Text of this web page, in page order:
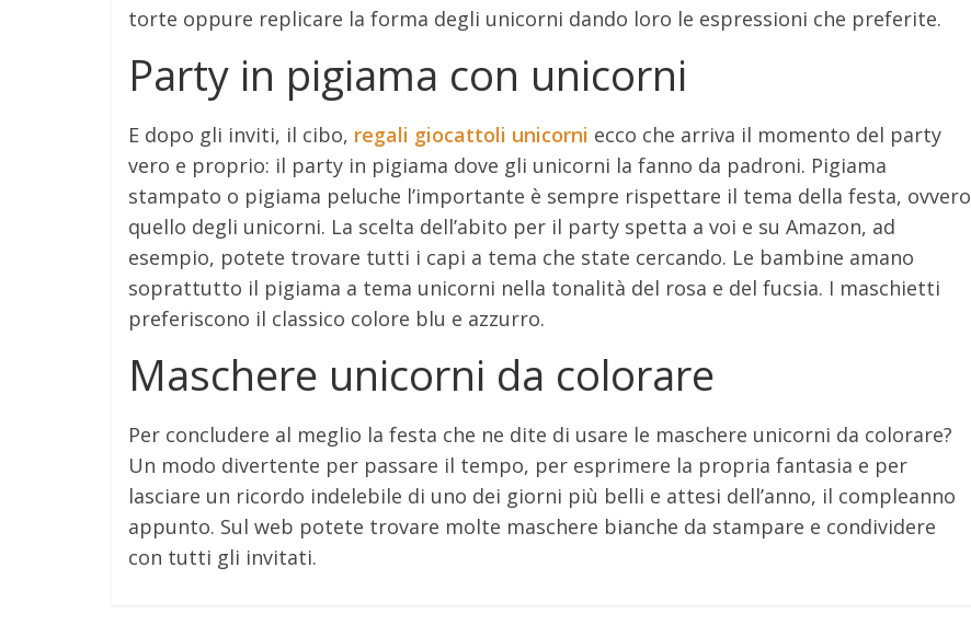
torte oppure replicare la forma degli unicorni dando loro le espressioni che preferite.
Party in pigiama con unicorni
E dopo gli inviti, il cibo, regali giocattoli unicorni ecco che arriva il momento del party
vero e proprio: il party in pigiama dove gli unicorni la fanno da padroni. Pigiama
stampato o pigiama peluche l’importante è sempre rispettare il tema della festa, ovvero
quello degli unicorni. La scelta dell’abito per il party spetta a voi e su Amazon, ad
esempio, potete trovare tutti i capi a tema che state cercando. Le bambine amano
soprattutto il pigiama a tema unicorni nella tonalità del rosa e del fucsia. I maschietti
preferiscono il classico colore blu e azzurro.
Maschere unicorni da colorare
Per concludere al meglio la festa che ne dite di usare le maschere unicorni da colorare?
Un modo divertente per passare il tempo, per esprimere la propria fantasia e per
lasciare un ricordo indelebile di uno dei giorni più belli e attesi dell’anno, il compleanno
appunto. Sul web potete trovare molte maschere bianche da stampare e condividere
con tutti gli invitati.